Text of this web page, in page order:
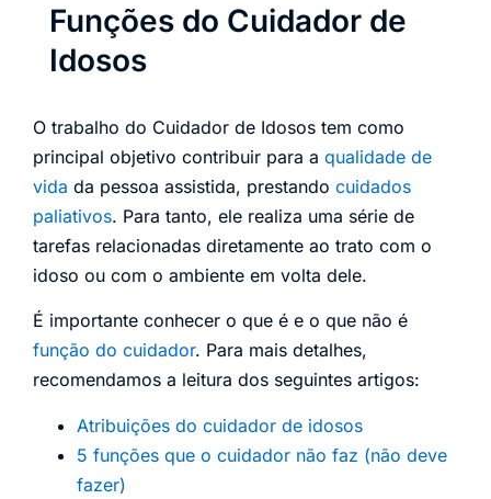
Funções do Cuidador de
Idosos
O trabalho do Cuidador de Idosos tem como
principal objetivo contribuir para a qualidade de
vida da pessoa assistida, prestando cuidados
paliativos. Para tanto, ele realiza uma série de
tarefas relacionadas diretamente ao trato com o
idoso ou com o ambiente em volta dele.
É importante conhecer o que é e o que não é
função do cuidador. Para mais detalhes,
recomendamos a leitura dos seguintes artigos:
Atribuições do cuidador de idosos
5 funções que o cuidador não faz (não deve
fazer)